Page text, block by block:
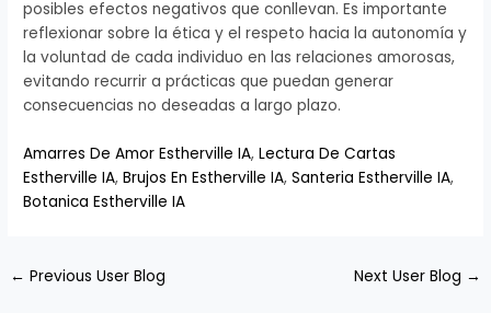
posibles efectos negativos que conllevan. Es importante
reflexionar sobre la ética y el respeto hacia la autonomía y
la voluntad de cada individuo en las relaciones amorosas,
evitando recurrir a prácticas que puedan generar
consecuencias no deseadas a largo plazo.
Amarres De Amor Estherville IA,Lectura De Cartas
Estherville IA,Brujos En Estherville IA,Santeria Estherville IA,
Botanica Estherville IA
← Previous User Blog Next User Blog →